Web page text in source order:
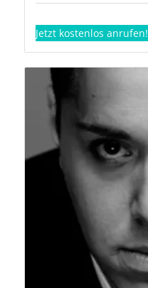
Jetzt kostenlos anrufen!